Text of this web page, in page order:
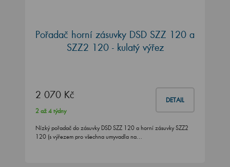
Pořadač horní zásuvky DSD SZZ 120 a
SZZ2 120 - kulatý výřez
2 070 Kč DETAIL
2 až 4 týdny
Nízký pořadač do zásuvky DSD SZZ 120 a horní zásuvky SZZ2
120 (s výřezem pro všechna umyvadla na…